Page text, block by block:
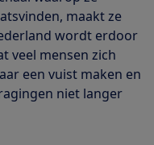
maakt ze
wordt erdoor
veel mensen zich
een vuist maken en
niet langer